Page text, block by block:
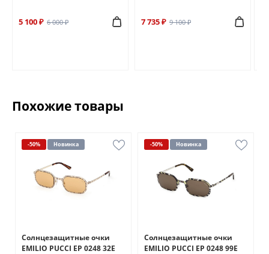
5 100 ₽ 6 000 ₽ 7 735 ₽ 9 100 ₽
Похожие товары
-50% Новинка
Солнцезащитные очки
EMILIO PUCCI EP 0248 32E
-50% Новинка
Солнцезащитные очки
EMILIO PUCCI EP 0248 99E